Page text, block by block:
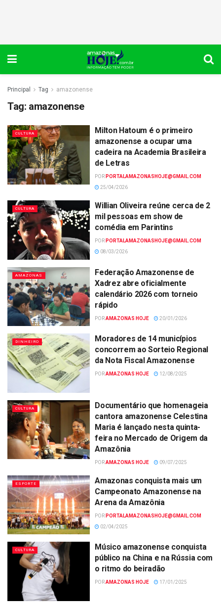
Principal Tag amazonense
Tag: amazonense
CULTURA
Milton Hatoum é o primeiro
amazonense a ocupar uma
cadeira na Academia Brasileira
de Letras
POR PORTALAMAZONASHOJE@GMAIL.COM
25/04/2026
CULTURA
Willian Oliveira reúne cerca de 2
mil pessoas em show de
comédia em Parintins
POR PORTALAMAZONASHOJE@GMAIL.COM
08/03/2026
AMAZONAS
Federação Amazonense de
Xadrez abre oficialmente
calendário 2026 com torneio
rápido
PORAMAZONAS HOJE 20/01/2026
DINHEIRO
Moradores de 14 municípios
concorrem ao Sorteio Regional
da Nota Fiscal Amazonense
PORAMAZONAS HOJE 12/08/2025
CULTURA
Documentário que homenageia
cantora amazonense Celestina
Maria é lançado nesta quinta-
feira no Mercado de Origem da
Amazônia
PORAMAZONAS HOJE 09/07/2025
ESPORTE
Amazonas conquista mais um
Campeonato Amazonense na
Arena da Amazônia
POR PORTALAMAZONASHOJE@GMAIL.COM
02/04/2025
CULTURA
Músico amazonense conquista
público na China e na Rússia com
o ritmo do beiradão
PORAMAZONAS HOJE 17/01/2025